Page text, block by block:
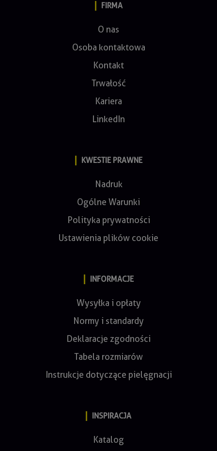
FIRMA
O nas
Osoba kontaktowa
Kontakt
Trwałość
Kariera
LinkedIn
KWESTIE PRAWNE
Nadruk
Ogólne Warunki
Polityka prywatności
Ustawienia plików cookie
INFORMACJE
Wysyłka i opłaty
Normy i standardy
Deklaracje zgodności
Tabela rozmiarów
Instrukcje dotyczące pielęgnacji
INSPIRACJA
Katalog